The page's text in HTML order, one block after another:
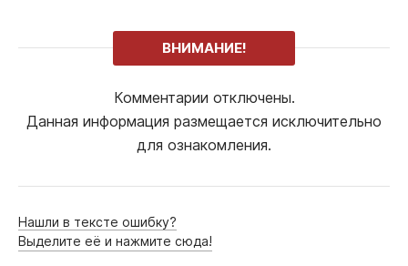
ВНИМАНИЕ!
Комментарии отключены.
Данная информация размещается исключительно
для ознакомления.
Нашли в тексте ошибку?
Выделите её и нажмите сюда!